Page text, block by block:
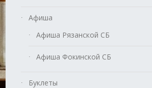
Афиша
Афиша Рязанской СБ
Афиша Фокинской СБ
Буклеты